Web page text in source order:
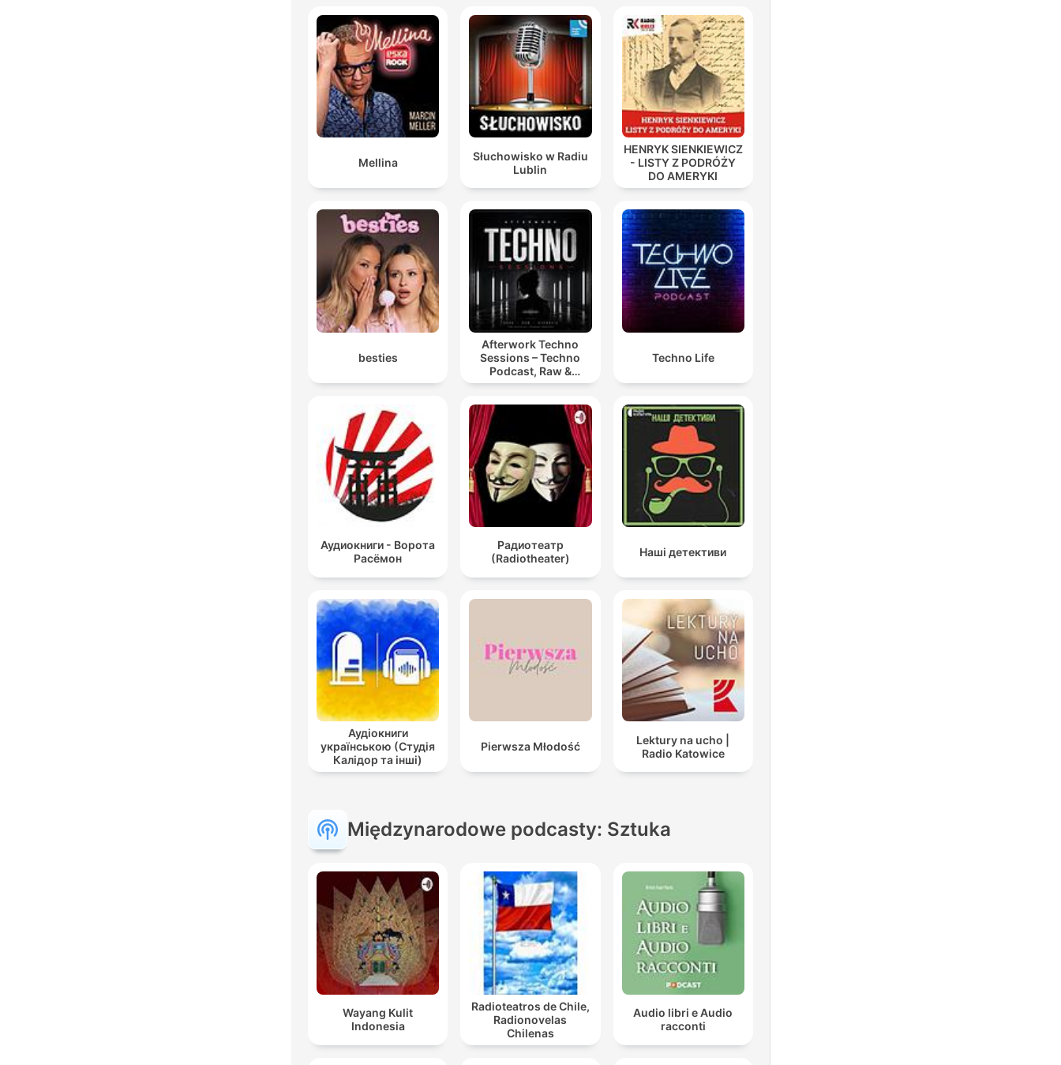
Mellina
Słuchowisko w Radiu
Lublin
HENRYK SIENKIEWICZ
- LISTY Z PODRÓŻY
DO AMERYKI
besties
Afterwork Techno
Sessions – Techno
Podcast, Raw &
Hypnotic Techno
Techno Life
Аудиокниги - Ворота
Расёмон
Радиотеатр
(Radiotheater)
Наші детективи
Аудіокниги
українською (Студія
Калідор та інші)
Pierwsza Młodość
Lektury na ucho |
Radio Katowice
Międzynarodowe podcasty: Sztuka
Wayang Kulit
Indonesia
Radioteatros de Chile,
Radionovelas
Chilenas
Audio libri e Audio
racconti